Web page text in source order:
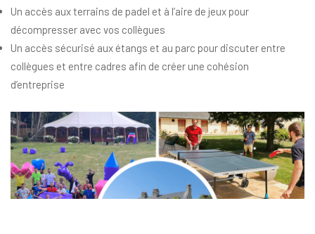
Un accès aux terrains de padel et à l’aire de jeux pour
décompresser avec vos collègues
Un accès sécurisé aux étangs et au parc pour discuter entre
collègues et entre cadres afin de créer une cohésion
d’entreprise